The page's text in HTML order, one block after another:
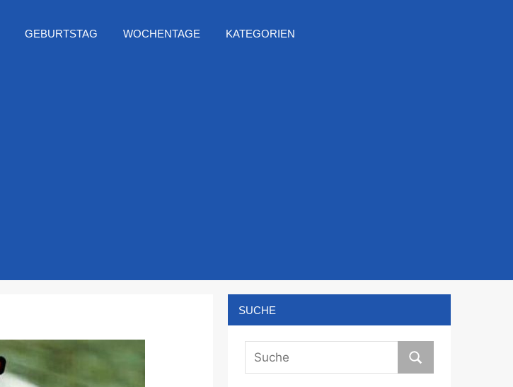
GEBURTSTAG WOCHENTAGE KATEGORIEN
SUCHE